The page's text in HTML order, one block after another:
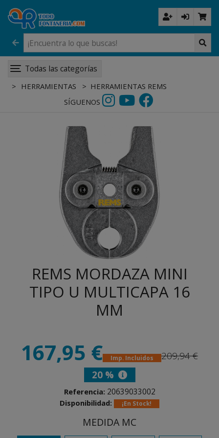
Todas las categorías
HERRAMIENTAS
HERRAMIENTAS REMS
SÍGUENOS
REMS MORDAZA MINI
TIPO U MULTICAPA 16
MM
167,95 € Imp. Incluidos
209,94 €
20 %
Referencia: 20639033002
Disponibilidad: ¡En Stock!
MEDIDA MC